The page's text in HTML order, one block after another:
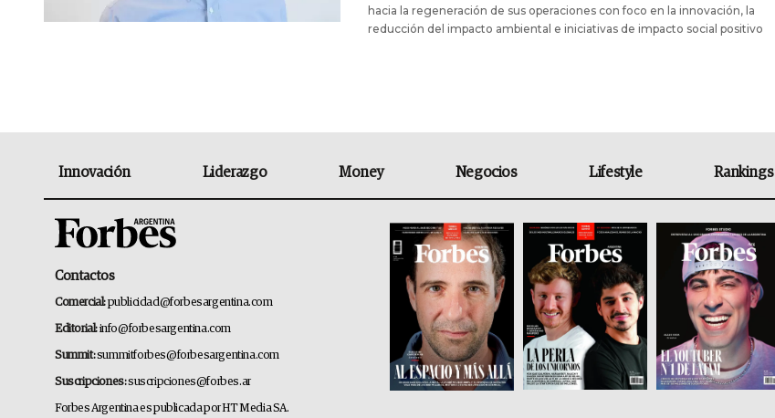
hacia la regeneración de sus operaciones con foco en la innovación, la
reducción del impacto ambiental e iniciativas de impacto social positivo
Innovación Liderazgo Money Negocios Lifestyle Rankings
Contactos
Comercial:publicidad@forbesargentina.com
Editorial:info@forbesargentina.com
Summit:summitforbes@forbesargentina.com
Suscripciones:suscripciones@forbes.ar
Forbes Argentina es publicada por HT Media SA.